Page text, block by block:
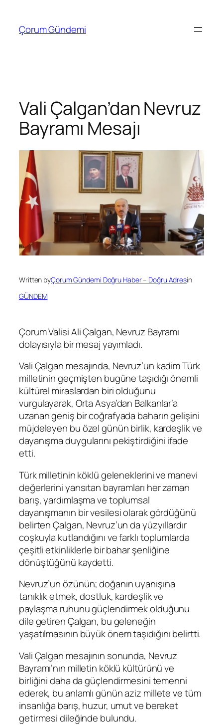
Çorum Gündemi
Vali Çalgan’dan Nevruz
Bayramı Mesajı
Written byÇorum Gündemi Doğru Haber – Doğru Adresin
GÜNDEM
Çorum Valisi Ali Çalgan, Nevruz Bayramı
dolayısıyla bir mesaj yayımladı.
Vali Çalgan mesajında, Nevruz’un kadim Türk
milletinin geçmişten bugüne taşıdığı önemli
kültürel miraslardan biri olduğunu
vurgulayarak, Orta Asya’dan Balkanlar’a
uzanan geniş bir coğrafyada baharın gelişini
müjdeleyen bu özel günün birlik, kardeşlik ve
dayanışma duygularını pekiştirdiğini ifade
etti.
Türk milletinin köklü geleneklerini ve manevi
değerlerini yansıtan bayramları her zaman
barış, yardımlaşma ve toplumsal
dayanışmanın bir vesilesi olarak gördüğünü
belirten Çalgan, Nevruz’un da yüzyıllardır
coşkuyla kutlandığını ve farklı toplumlarda
çeşitli etkinliklerle bir bahar şenliğine
dönüştüğünü kaydetti.
Nevruz’un özünün; doğanın uyanışına
tanıklık etmek, dostluk, kardeşlik ve
paylaşma ruhunu güçlendirmek olduğunu
dile getiren Çalgan, bu geleneğin
yaşatılmasının büyük önem taşıdığını belirtti.
Vali Çalgan mesajının sonunda, Nevruz
Bayramı’nın milletin köklü kültürünü ve
birliğini daha da güçlendirmesini temenni
ederek, bu anlamlı günün aziz millete ve tüm
insanlığa barış, huzur, umut ve bereket
getirmesi dileğinde bulundu.